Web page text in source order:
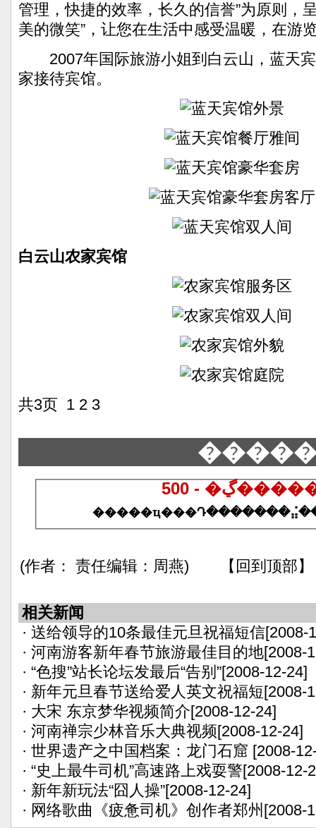
管理，快捷的效率，长久的信誉”为原则，
美的微笑”，让您在生活中感受温暖，在游
2007年国际旅游小姐到白云山，蓝天宾
家接待宾馆。
白云山农家宾馆
共3页 1 2 3
(作者： 责任编辑：周燕) 【回到顶部】
相关新闻
· 送给领导的10条最佳元旦祝福短信[2008-
· 河南游客新年春节旅游最佳目的地[2008-
· “色搜”站长论坛发最后“告别”[2008-12-24]
· 新年元旦春节送给爱人英文祝福短[2008-
· 大宋 东京梦华视频简介[2008-12-24]
· 河南禅宗少林音乐大典视频[2008-12-24]
· 世界遗产之中国档案：龙门石窟 [2008-
· “史上最牛司机”高速路上戏耍警[2008-12-
· 新年新玩法“囧人操”[2008-12-24]
· 网络歌曲《疲惫司机》创作者郑州 [2008-